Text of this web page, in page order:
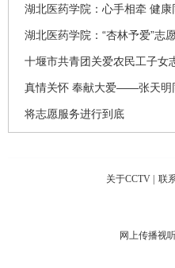
湖北医药学院：心手相牵 健康
湖北医药学院：“杏林予爱”志
十堰市共青团关爱农民工子女
真情关怀 奉献大爱——张天明
将志愿服务进行到底
关于CCTV | 联
网上传播视